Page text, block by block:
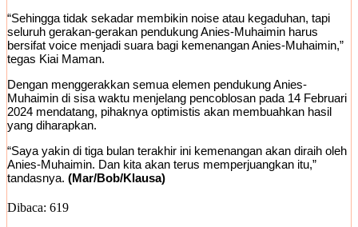
“Sehingga tidak sekadar membikin noise atau kegaduhan, tapi
seluruh gerakan-gerakan pendukung Anies-Muhaimin harus
bersifat voice menjadi suara bagi kemenangan Anies-Muhaimin,”
tegas Kiai Maman.
Dengan menggerakkan semua elemen pendukung Anies-
Muhaimin di sisa waktu menjelang pencoblosan pada 14 Februari
2024 mendatang, pihaknya optimistis akan membuahkan hasil
yang diharapkan.
“Saya yakin di tiga bulan terakhir ini kemenangan akan diraih oleh
Anies-Muhaimin. Dan kita akan terus memperjuangkan itu,”
tandasnya. (Mar/Bob/Klausa)
Dibaca: 619